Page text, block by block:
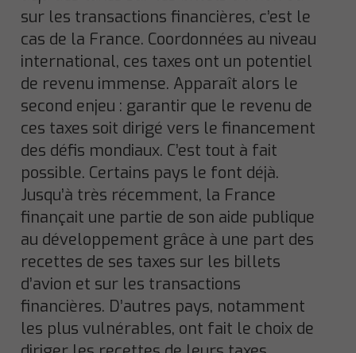
sur les transactions financières, c’est le
cas de la France. Coordonnées au niveau
international, ces taxes ont un potentiel
de revenu immense. Apparaît alors le
second enjeu : garantir que le revenu de
ces taxes soit dirigé vers le financement
des défis mondiaux. C’est tout à fait
possible. Certains pays le font déjà.
Jusqu’à très récemment, la France
finançait une partie de son aide publique
au développement grâce à une part des
recettes de ses taxes sur les billets
d’avion et sur les transactions
financières. D’autres pays, notamment
les plus vulnérables, ont fait le choix de